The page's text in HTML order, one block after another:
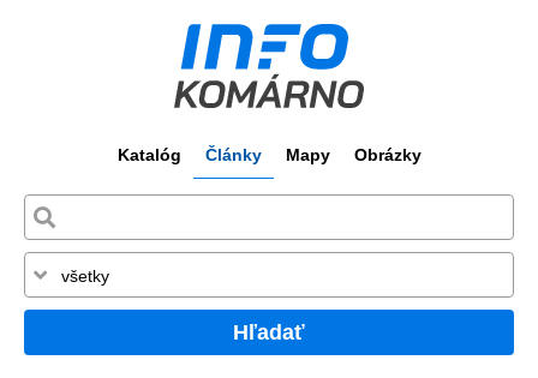
Katalóg Články Mapy Obrázky
Hľadať